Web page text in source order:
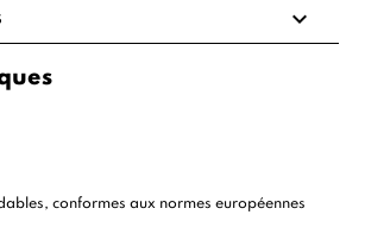
expand_more
conformes aux normes européennes